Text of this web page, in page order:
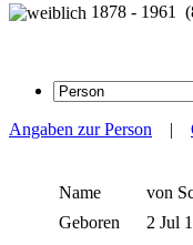
1878 - 1961
Angaben zur Person |
Name von
Geboren
2 Jul